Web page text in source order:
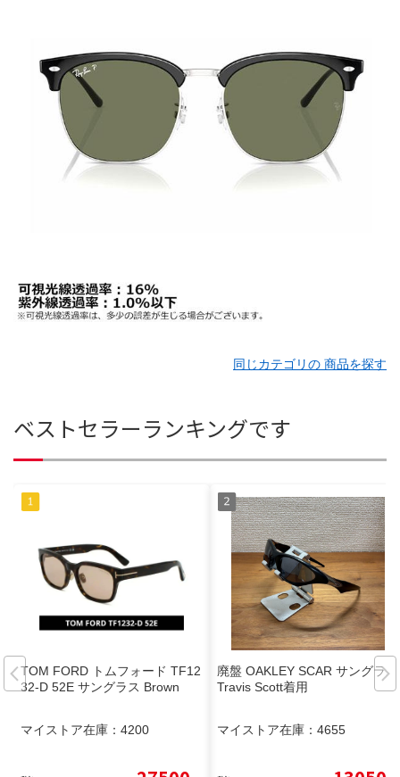
同じカテゴリの 商品を探す
ベストセラーランキングです
TOM FORD トムフォード TF12
32-D 52E サングラス Brown
マイストア在庫： 4200
廃盤 OAKLEY SCAR サングラス
Travis Scott着用
マイストア在庫： 4655